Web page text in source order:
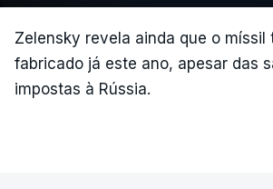
Zelensky revela ainda que o míssil
fabricado já este ano, apesar das
impostas à Rússia.